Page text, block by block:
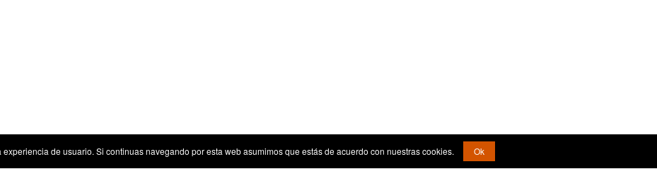
experiencia de usuario. Si continuas navegando por esta web asumimos que estás de acuerdo con nuestras cookies. Ok